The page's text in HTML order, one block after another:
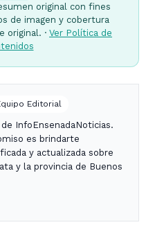
original con fines
de imagen y cobertura
original. · Ver Política de
Editorial
InfoEnsenadaNoticias.
es brindarte
y actualizada sobre
y la provincia de Buenos